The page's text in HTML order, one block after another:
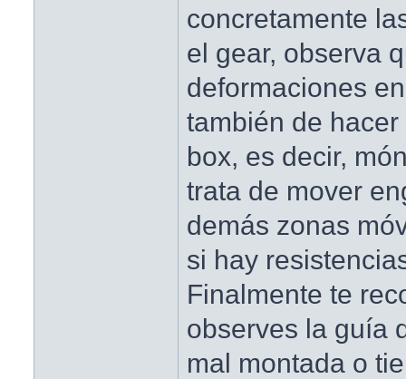
concretamente
el gear, observa
deformaciones
también de
box, es decir,
trata de mover
demás zonas
si hay
Finalmente te
observes la guía
mal montada o